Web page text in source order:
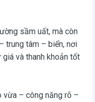
sầm uất, mà còn
trung tâm – biển, nơi
và thanh khoản tốt
vừa – công năng rõ –